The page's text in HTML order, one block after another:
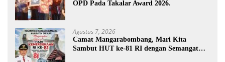
Juli 27, 2026
Bupati Takalar Dorong Peningkatan Kinerja dan Pelayanan Publik
Melalui Disiplin ASN.